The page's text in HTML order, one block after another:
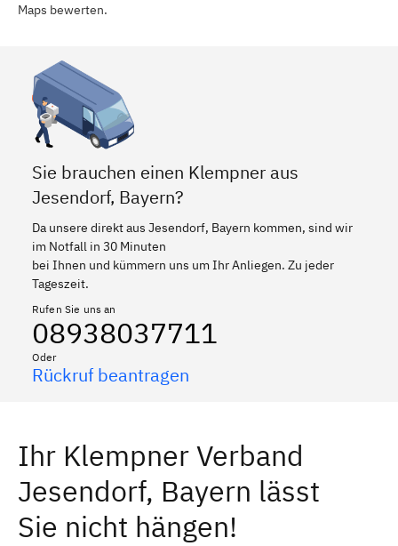
Maps bewerten.
Sie brauchen einen Klempner aus
Jesendorf, Bayern?
Da unsere direkt aus Jesendorf, Bayern kommen, sind wir
im Notfall in 30 Minuten
bei Ihnen und kümmern uns um Ihr Anliegen. Zu jeder
Tageszeit.
Rufen Sie uns an
08938037711
Oder
Rückruf beantragen
Ihr Klempner Verband
Jesendorf, Bayern lässt
Sie nicht hängen!